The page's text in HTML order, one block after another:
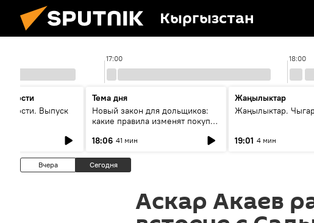
Кыргызстан
17:00 18:00
Выпуск
Тема дня
Новый закон для дольщиков:
какие правила изменят покупку
18:06 41 мин
Жаңылыктар
Жаңылыктар.
19:01 4 мин
Вчера Сегодня
Аскар Акаев